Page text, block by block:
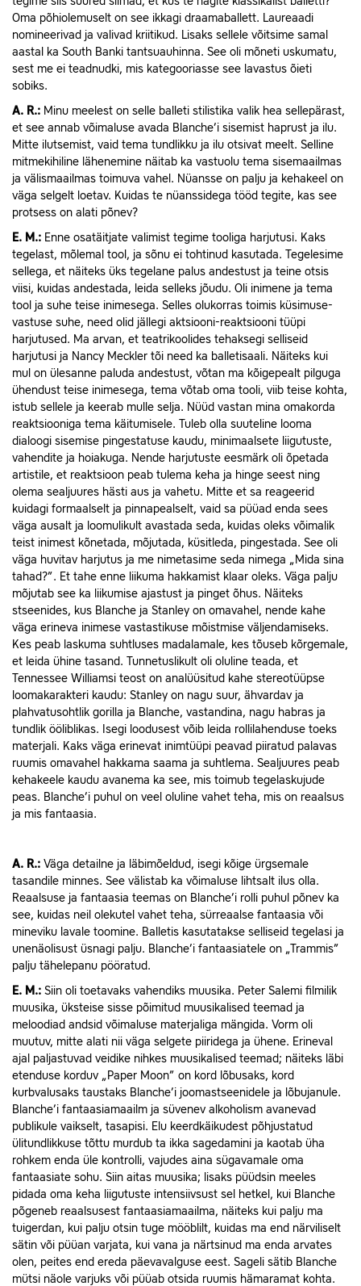
Oma põhiolemuselt on see ikkagi draamaballett. Laureaadi
nomineerivad ja valivad kriitikud. Lisaks sellele võitsime samal
aastal ka South Banki tantsuauhinna. See oli mõneti uskumatu,
sest me ei teadnudki, mis kategooriasse see lavastus õieti
sobiks.
A. R.: Minu meelest on selle balleti stilistika valik hea sellepärast,
et see annab võimaluse avada Blanche’i sisemist haprust ja ilu.
Mitte ilutsemist, vaid tema tundlikku ja ilu otsivat meelt. Selline
mitmekihiline lähenemine näitab ka vastuolu tema sisemaailmas
ja välismaailmas toimuva vahel. Nüansse on palju ja kehakeel on
väga selgelt loetav. Kuidas te nüanssidega tööd tegite, kas see
protsess on alati põnev?
E. M.: Enne osatäitjate valimist tegime tooliga harjutusi. Kaks
tegelast, mõlemal tool, ja sõnu ei tohtinud kasutada. Tegelesime
sellega, et näiteks üks tegelane palus andestust ja teine otsis
viisi, kuidas andestada, leida selleks jõudu. Oli inimene ja tema
tool ja suhe teise inimesega. Selles olukorras toimis küsimuse-
vastuse suhe, need olid jällegi aktsiooni-reaktsiooni tüüpi
harjutused. Ma arvan, et teatrikoolides tehaksegi selliseid
harjutusi ja Nancy Meckler tõi need ka balletisaali. Näiteks kui
mul on ülesanne paluda andestust, võtan ma kõigepealt pilguga
ühendust teise inimesega, tema võtab oma tooli, viib teise kohta,
istub sellele ja keerab mulle selja. Nüüd vastan mina omakorda
reaktsiooniga tema käitumisele. Tuleb olla suuteline looma
dialoogi sisemise pingestatuse kaudu, minimaalsete liigutuste,
vahendite ja hoiakuga. Nende harjutuste eesmärk oli õpetada
artistile, et reaktsioon peab tulema keha ja hinge seest ning
olema sealjuures hästi aus ja vahetu. Mitte et sa reageerid
kuidagi formaalselt ja pinnapealselt, vaid sa püüad enda sees
väga ausalt ja loomulikult avastada seda, kuidas oleks võimalik
teist inimest kõnetada, mõjutada, küsitleda, pingestada. See oli
väga huvitav harjutus ja me nimetasime seda nimega „Mida sina
tahad?”. Et tahe enne liikuma hakkamist klaar oleks. Väga palju
mõjutab see ka liikumise ajastust ja pinget õhus. Näiteks
stseenides, kus Blan­che ja Stanley on omavahel, nende kahe
väga erineva inimese vastastikuse mõistmise väljendamiseks.
Kes peab laskuma suhtluses madalamale, kes tõuseb kõrgemale,
et leida ühine tasand. Tunnetuslikult oli oluline teada, et
Tennessee Williamsi teost on analüüsitud kahe stereotüüpse
loomakarakteri kaudu: Stanley on nagu suur, ähvardav ja
plahvatusohtlik gorilla ja Blan­che, vastandina, nagu habras ja
tundlik ööliblikas. Isegi loodusest võib leida rollilahenduse toeks
materjali. Kaks väga erinevat inimtüüpi peavad piiratud palavas
ruumis omavahel hakkama saama ja suhtlema. Sealjuures peab
kehakeele kaudu avanema ka see, mis toimub tegelaskujude
peas. Blanche’i puhul on veel oluline vahet teha, mis on reaalsus
ja mis fantaasia.
A. R.: Väga detailne ja läbimõeldud, isegi kõige ürgsemale
tasandile minnes. See välistab ka võimaluse lihtsalt ilus olla.
Reaalsuse ja fantaasia teemas on Blanche’i rolli puhul põnev ka
see, kuidas neil olekutel vahet teha, sürreaalse fantaasia või
mineviku lavale toomine. Balletis kasutatakse selliseid tegelasi ja
unenäolisust üsnagi palju. Blanche’i fantaasiatele on „Trammis”
palju tähelepanu pööratud.
E. M.: Siin oli toetavaks vahendiks muusika. Peter Salemi filmilik
muusika, üksteise sisse põimitud muusikalised teemad ja
meloodiad andsid võimaluse materjaliga mängida. Vorm oli
muutuv, mitte alati nii väga selgete piiridega ja ühene. Erineval
ajal paljastuvad veidike nihkes muusikalised teemad; näiteks läbi
etenduse korduv „Paper Moon” on kord lõbusaks, kord
kurbvalusaks taustaks Blanche’i joomastseenidele ja lõbujanule.
Blanche’i fantaasiamaailm ja süvenev alkoholism avanevad
publikule vaikselt, tasapisi. Elu keerdkäikudest põhjustatud
ülitundlikkuse tõttu murdub ta ikka sagedamini ja kaotab üha
rohkem enda üle kontrolli, vajudes aina sügavamale oma
fantaasiate sohu. Siin aitas muusika; lisaks püüdsin meeles
pidada oma keha liigutuste intensiivsust sel hetkel, kui Blanche
põgeneb reaalsusest fantaasiamaailma, näiteks kui palju ma
tuigerdan, kui palju otsin tuge mööblilt, kuidas ma end närviliselt
sätin või püüan varjata, kui vana ja närtsinud ma enda arvates
olen, peites end ereda päevavalguse eest. Sageli sätib Blanche
mütsi näole varjuks või püüab otsida ruumis hämaramat kohta.